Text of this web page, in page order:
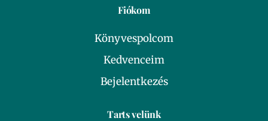
Fiókom
Könyvespolcom
Kedvenceim
Bejelentkezés
Tarts velünk